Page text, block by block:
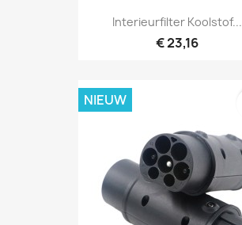
Interieurfilter Koolstof...
€ 23,16
NIEUW